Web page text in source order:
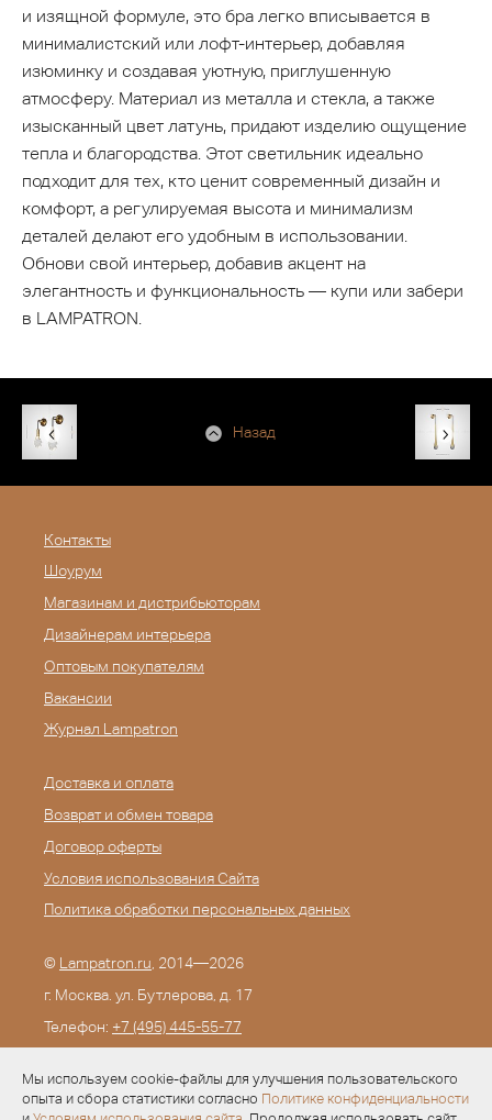
Мы используем cookie-файлы для улучшения пользовательского
опыта и сбора статистики согласно Политике конфиденциальности
и изящной формуле, это бра легко вписывается в
минималистский или лофт-интерьер, добавляя
изюминку и создавая уютную, приглушенную
атмосферу. Материал из металла и стекла, а также
изысканный цвет латунь, придают изделию ощущение
тепла и благородства. Этот светильник идеально
подходит для тех, кто ценит современный дизайн и
комфорт, а регулируемая высота и минимализм
деталей делают его удобным в использовании.
Обнови свой интерьер, добавив акцент на
элегантность и функциональность — купи или забери
в LAMPATRON.
Назад
Контакты
Шоурум
Магазинам и дистрибьюторам
Дизайнерам интерьера
Оптовым покупателям
Вакансии
Журнал Lampatron
Доставка и оплата
Возврат и обмен товара
Договор оферты
Условия использования Сайта
Политика обработки персональных данных
© Lampatron.ru, 2014—2026
г. Москва. ул. Бутлерова, д. 17
Телефон: +7 (495) 445-55-77